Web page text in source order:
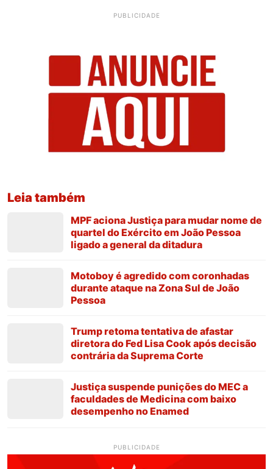
PUBLICIDADE
Leia também
MPF aciona Justiça para mudar nome de
quartel do Exército em João Pessoa
ligado a general da ditadura
Motoboy é agredido com coronhadas
durante ataque na Zona Sul de João
Pessoa
Trump retoma tentativa de afastar
diretora do Fed Lisa Cook após decisão
contrária da Suprema Corte
Justiça suspende punições do MEC a
faculdades de Medicina com baixo
desempenho no Enamed
PUBLICIDADE